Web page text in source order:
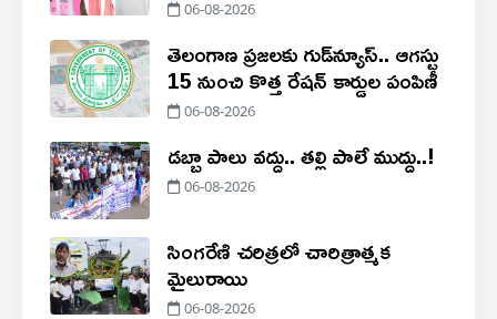
06-08-2026
తెలంగాణ ప్రజలకు గుడ్‌న్యూస్.. ఆగస్టు
15 నుంచి కొత్త రేషన్ కార్డుల పంపిణీ
06-08-2026
డబ్బా పాలు వద్దు.. తల్లి పాలే ముద్దు..!
06-08-2026
సింగరేణి చరిత్రలో చారిత్రాత్మక
మైలురాయి
06-08-2026